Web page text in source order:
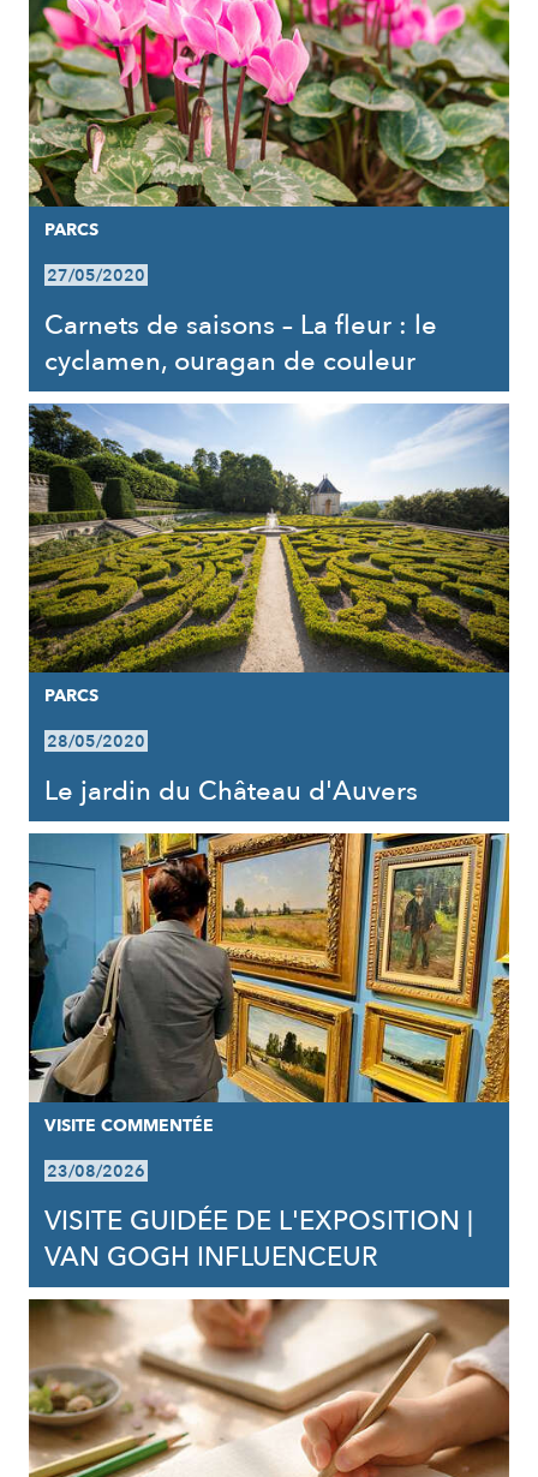
PARCS
27/05/2020
Carnets de saisons – La fleur : le
cyclamen, ouragan de couleur
PARCS
28/05/2020
Le jardin du Château d'Auvers
VISITE COMMENTÉE
23/08/2026
VISITE GUIDÉE DE L'EXPOSITION |
VAN GOGH INFLUENCEUR